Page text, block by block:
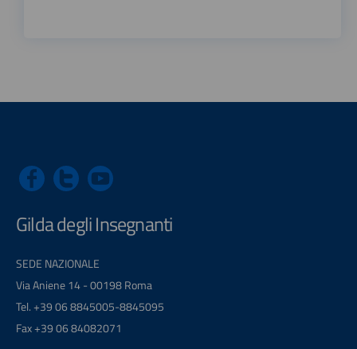
Gilda degli Insegnanti
SEDE NAZIONALE
Via Aniene 14 - 00198 Roma
Tel. +39 06 8845005-8845095
Fax +39 06 84082071